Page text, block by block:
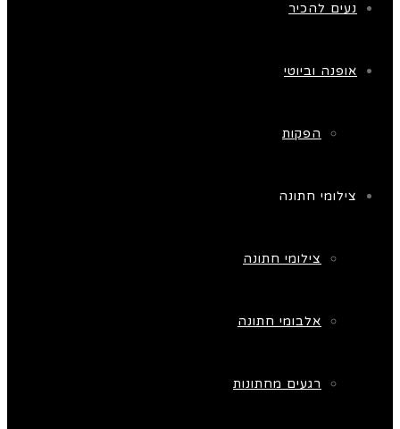
נעים להכיר
אופנה וביוטי
הפקות
צילומי חתונה
צילומי חתונה
אלבומי חתונה
רגעים מחתונות